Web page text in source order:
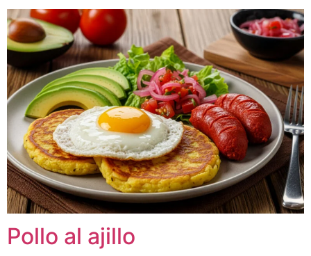
Pollo al ajillo